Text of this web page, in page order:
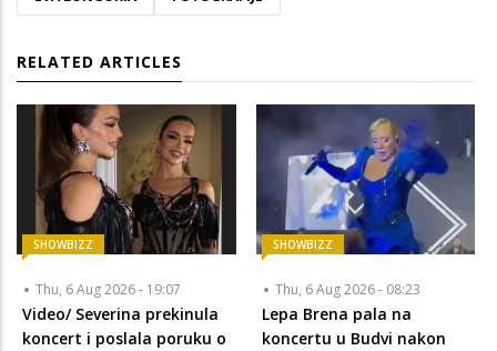
RELATED ARTICLES
SHOWBIZZ
Thu, 6 Aug 2026 - 19:07
Video/ Severina prekinula
koncert i poslala poruku o
SHOWBIZZ
Thu, 6 Aug 2026 - 08:23
Lepa Brena pala na
koncertu u Budvi nakon